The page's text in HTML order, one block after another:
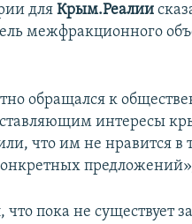
дляКрым.Реалии
межфракционного
обращался к
интересы
что им не нравится в
пока не существует